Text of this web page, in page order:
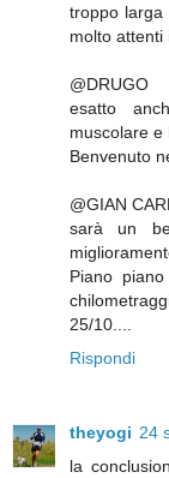
troppo larga
molto attenti
@DRUGO
esatto
muscolare e
Benvenuto
@GIAN
sarà un
Piano
25/10....
Rispondi
theyogi 24
la